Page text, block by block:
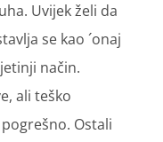
Uvijek želi da
se kao ´onaj
način.
ali teško
Ostali